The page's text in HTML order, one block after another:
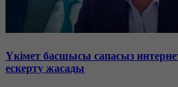
Үкімет басшысы сапасыз
ескерту жасады